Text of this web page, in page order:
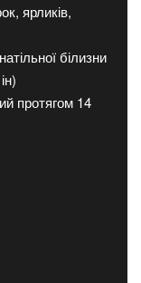
ярликів,
білизни
протягом 14